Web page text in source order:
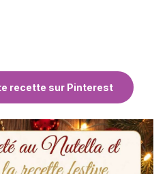
recette sur Pinterest